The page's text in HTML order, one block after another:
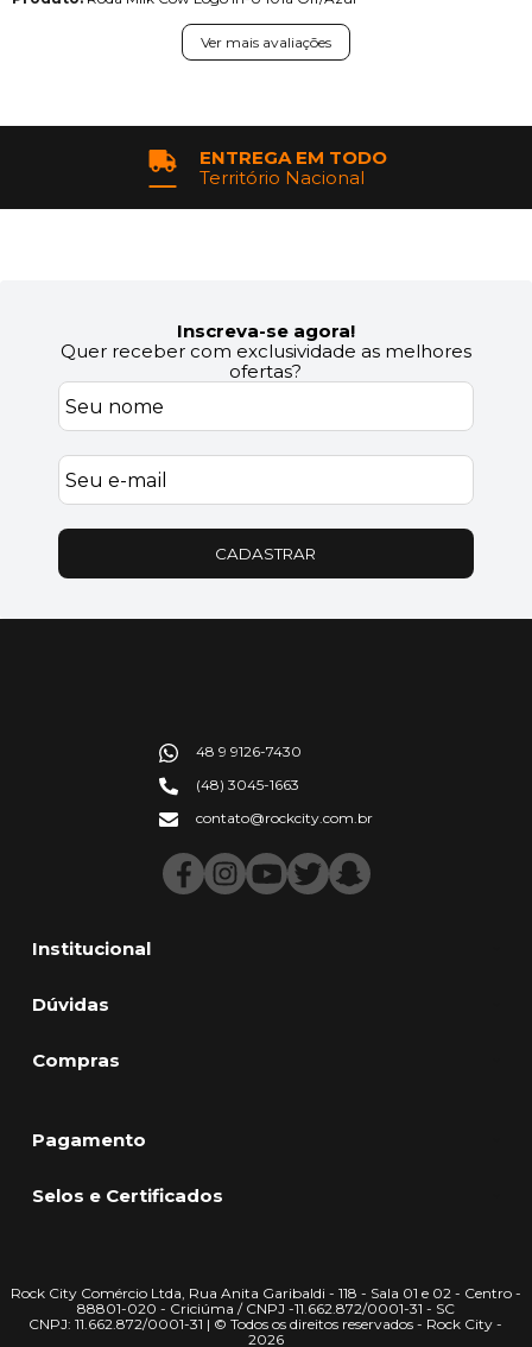
Ver mais avaliações
ENTREGA EM TODO
Território Nacional
Inscreva-se agora!
Quer receber com exclusividade as melhores
ofertas?
CADASTRAR
Institucional
Dúvidas
Compras
48 9 9126-7430
(48) 3045-1663
contato@rockcity.com.br
Pagamento
Selos e Certificados
Rock City Comércio Ltda, Rua Anita Garibaldi - 118 - Sala 01 e 02 - Centro -
88801-020 - Criciúma / CNPJ -11.662.872/0001-31 - SC
CNPJ: 11.662.872/0001-31 | © Todos os direitos reservados - Rock City -
2026